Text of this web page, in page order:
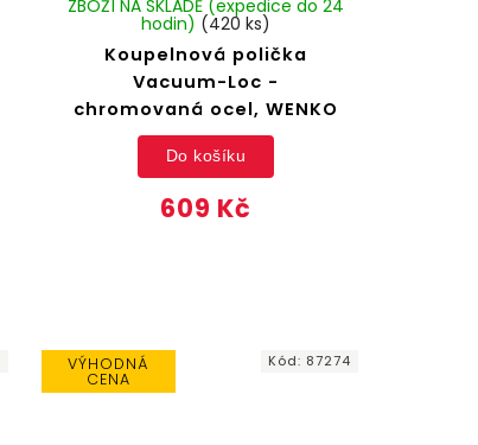
Koupelnová polička
Vacuum-Loc -
chromovaná ocel, WENKO
ZBOŽÍ NA SKLADĚ (expedice do 24
hodin) (420 ks)
609 Kč
Do košíku
VÝHODNÁ
CENA
Kód: 87274